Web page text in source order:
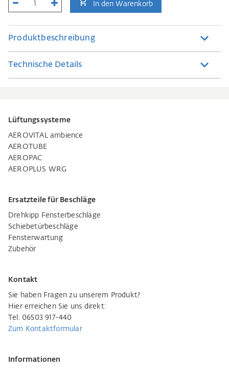
In den Warenkorb
Produktbeschreibung
Technische Details
Lüftungssysteme
AEROVITAL ambience
AEROTUBE
AEROPAC
AEROPLUS WRG
Ersatzteile für Beschläge
Drehkipp Fensterbeschläge
Schiebetürbeschläge
Fensterwartung
Zubehör
Kontakt
Sie haben Fragen zu unserem Produkt?
Hier erreichen Sie uns direkt:
Tel. 06503 917-440
Zum Kontaktformular
Informationen